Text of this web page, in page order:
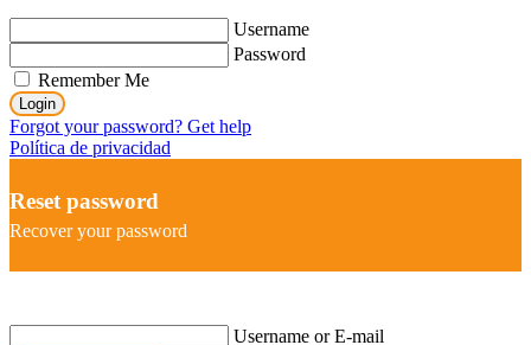
Username
Password
Remember Me
Login
Forgot your password? Get help
Política de privacidad
Reset password
Recover your password
Username or E-mail